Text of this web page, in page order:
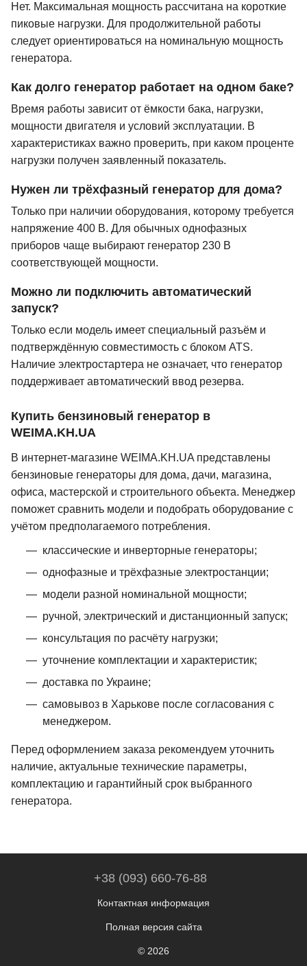
Нет. Максимальная мощность рассчитана на короткие
пиковые нагрузки. Для продолжительной работы
следует ориентироваться на номинальную мощность
генератора.
Как долго генератор работает на одном баке?
Время работы зависит от ёмкости бака, нагрузки,
мощности двигателя и условий эксплуатации. В
характеристиках важно проверить, при каком проценте
нагрузки получен заявленный показатель.
Нужен ли трёхфазный генератор для дома?
Только при наличии оборудования, которому требуется
напряжение 400 В. Для обычных однофазных
приборов чаще выбирают генератор 230 В
соответствующей мощности.
Можно ли подключить автоматический
запуск?
Только если модель имеет специальный разъём и
подтверждённую совместимость с блоком ATS.
Наличие электростартера не означает, что генератор
поддерживает автоматический ввод резерва.
Купить бензиновый генератор в
WEIMA.KH.UA
В интернет-магазине WEIMA.KH.UA представлены
бензиновые генераторы для дома, дачи, магазина,
офиса, мастерской и строительного объекта. Менеджер
поможет сравнить модели и подобрать оборудование с
учётом предполагаемого потребления.
классические и инверторные генераторы;
однофазные и трёхфазные электростанции;
модели разной номинальной мощности;
ручной, электрический и дистанционный запуск;
консультация по расчёту нагрузки;
уточнение комплектации и характеристик;
доставка по Украине;
самовывоз в Харькове после согласования с
менеджером.
Перед оформлением заказа рекомендуем уточнить
наличие, актуальные технические параметры,
комплектацию и гарантийный срок выбранного
генератора.
+38 (093) 660-76-88
Контактная информация
Полная версия сайта
© 2026